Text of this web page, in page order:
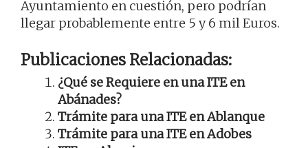
Ayuntamiento en cuestión, pero podrían
llegar probablemente entre 5 y 6 mil Euros.
Publicaciones Relacionadas:
¿Qué se Requiere en una ITE en
Abánades?
Trámite para una ITE en Ablanque
Trámite para una ITE en Adobes